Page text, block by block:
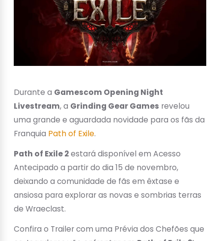
Durante a Gamescom Opening Night
Livestream, a Grinding Gear Games revelou
uma grande e aguardada novidade para os fãs da
Franquia Path of Exile.
Path of Exile 2estará disponível em Acesso
Antecipado a partir do dia 15 de novembro,
deixando a comunidade de fãs em êxtase e
ansiosa para explorar as novas e sombrias terras
de Wraeclast.
Confira o Trailer com uma Prévia dos Chefões que